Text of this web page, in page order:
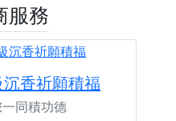
服務
香祈願積福
同積功德